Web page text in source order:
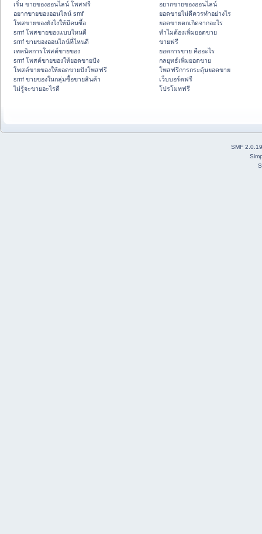
เริ่ม ขายของออนไลน์ โพสฟรี
อยากขายของออนไลน์ smf
โพสขายของยังไงให้มีคนซื้อ
smf โพสขายของแบบไหนดี
smf ขายของออนไลน์ที่ไหนดี
เทคนิคการโพสต์ขายของ
smf โพสต์ขายของให้ยอดขายปัง
โพสต์ขายของให้ยอดขายปังโพสฟรี
smf ขายของในกลุ่มซื้อขายสินค้า
ไม่รู้จะขายอะไรดี
อยากขายของออนไลน์
ยอดขายไม่ดีควรทำอย่างไร
ยอดขายตกเกิดจากอะไร
ทำไมต้องเพิ่มยอดขาย
ขายฟรี
ยอดการขาย คืออะไร
กลยุทธ์เพิ่มยอดขาย
โพสฟรีการกระตุ้นยอดขาย
เว็บบอร์ดฟรี
โปรโมทฟรี
SMF 2.0.19